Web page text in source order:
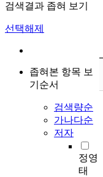
검색결과 좁혀 보기
선택해제
좁혀본 항목 보
기순서
검색량순
가나다순
저자
정영
태